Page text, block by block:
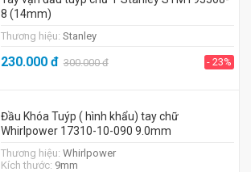
8 (14mm)
Thương hiệu: Stanley
230.000đ 300.000đ - 23%
Đầu Khóa Tuýp ( hình khẩu) tay chữ
Whirlpower 17310-10-090 9.0mm
Thương hiệu: Whirlpower
Kích thước: 9mm